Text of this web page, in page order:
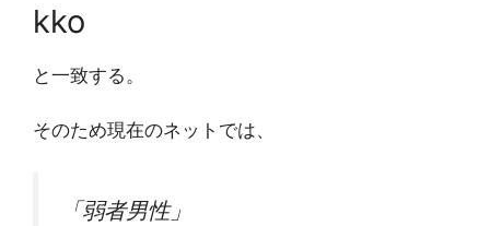
kko
と一致する。
そのため現在のネットでは、
「弱者男性」